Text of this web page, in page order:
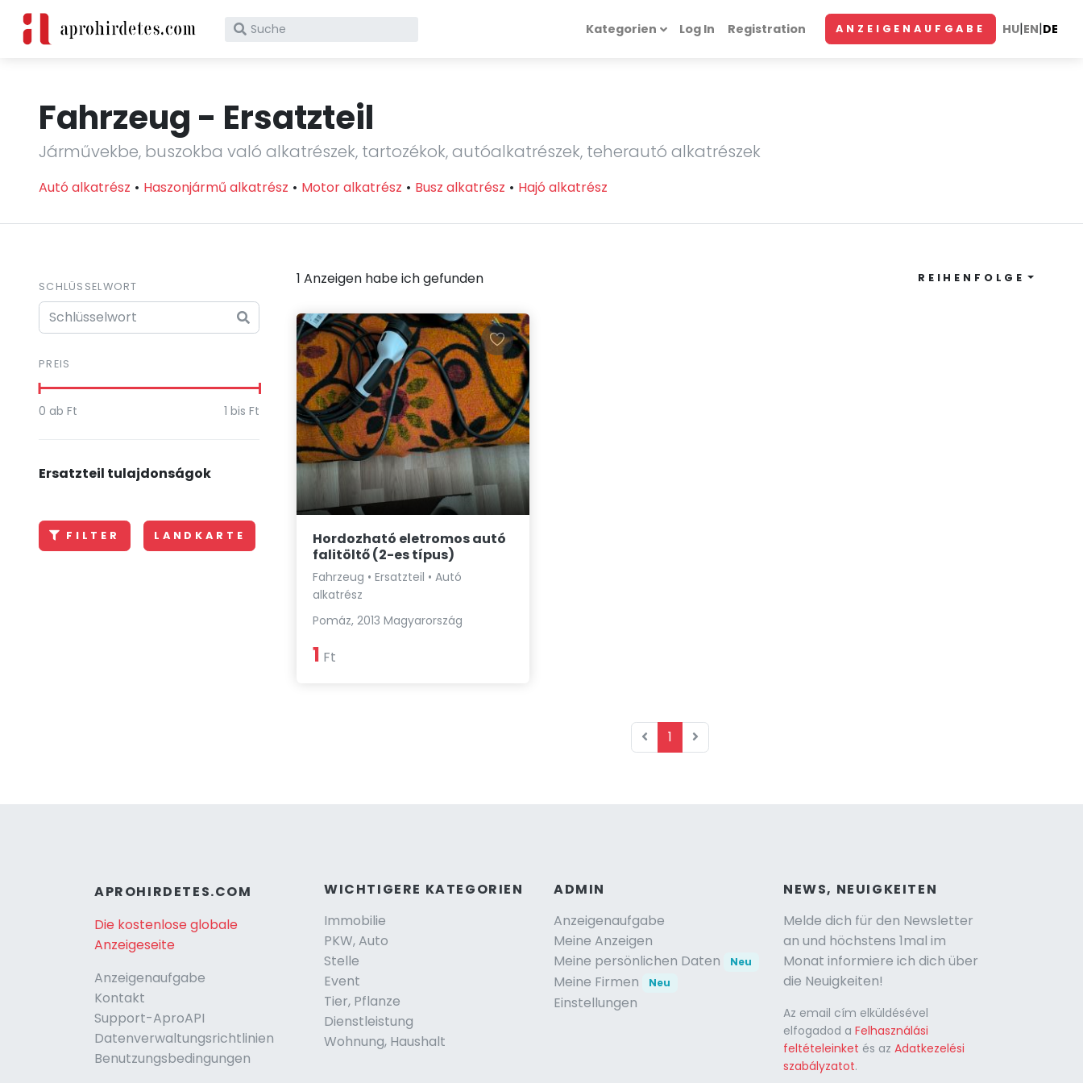
Was würdest du heute kaufen? Kategorien Log In Registration ANZEIGENAUFGABE HU|EN|DE
Fahrzeug - Ersatzteil
Járművekbe, buszokba való alkatrészek, tartozékok, autóalkatrészek, teherautó alkatrészek
Autó alkatrész Haszonjármű alkatrész Motor alkatrész Busz alkatrész Hajó alkatrész
SCHLÜSSELWORT
PREIS
0 ab Ft 1 bis Ft
Ersatzteil tulajdonságok
FILTER LANDKARTE
1 Anzeigen habe ich gefunden REIHENFOLGE
Hordozható eletromos autó
falitöltő (2-es típus)
Fahrzeug • Ersatzteil • Autó
alkatrész
Pomáz, 2013 Magyarország
1 Ft
1
APROHIRDETES.COM
Die kostenlose globale
Anzeigeseite
Anzeigenaufgabe
Kontakt
Support-AproAPI
Datenverwaltungsrichtlinien
Benutzungsbedingungen
WICHTIGERE KATEGORIEN
Immobilie
PKW, Auto
Stelle
Event
Tier, Pflanze
Dienstleistung
Wohnung, Haushalt
ADMIN
Anzeigenaufgabe
Meine Anzeigen
Meine persönlichen Daten
Neu
Meine Firmen Neu
Einstellungen
NEWS, NEUIGKEITEN
Melde dich für den Newsletter
an und höchstens 1mal im
Monat informiere ich dich über
die Neuigkeiten!
Az email cím elküldésével
elfogadod a Felhasználási
feltételeinket és az Adatkezelési
szabályzatot.